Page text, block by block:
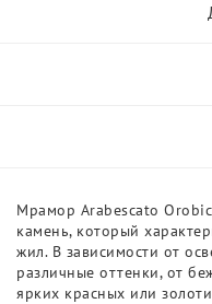
Мрамор Arabescato
камень, который
жил. В зависимости от
различные оттенки, от
ярких красных или